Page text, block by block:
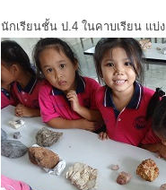
นักเรียนชั้น ป.4 ในคาบเรียน แบ่